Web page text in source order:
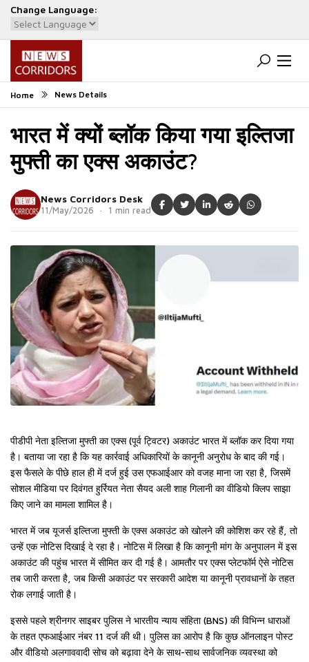
Change Language:
Powered by Translate
Home News Details
भारत में क्यों ब्लॉक किया गया इल्तिजा
मुफ्ती का एक्स अकाउंट?
News Corridors Desk
11/May/2026 · 1 min read
पीडीपी नेता इल्तिजा मुफ्ती का एक्स (पूर्व ट्विटर) अकाउंट भारत में ब्लॉक कर दिया गया
है। बताया जा रहा है कि यह कार्रवाई अधिकारियों के कानूनी अनुरोध के बाद की गई।
इस फैसले के पीछे हाल ही में दर्ज हुई उस एफआईआर को वजह माना जा रहा है, जिसमें
सोशल मीडिया पर दिवंगत हुर्रियत नेता सैयद अली शाह गिलानी का वीडियो क्लिप साझा
किए जाने का मामला शामिल है।
भारत में जब यूजर्स इल्तिजा मुफ्ती के एक्स अकाउंट को खोलने की कोशिश कर रहे हैं, तो
उन्हें एक नोटिस दिखाई दे रहा है। नोटिस में लिखा है कि कानूनी मांग के अनुपालन में इस
अकाउंट की पहुंच भारत में सीमित कर दी गई है। आमतौर पर एक्स प्लेटफॉर्म ऐसे नोटिस
तब जारी करता है, जब किसी अकाउंट पर सरकारी आदेश या कानूनी प्रावधानों के तहत
रोक लगाई जाती है।
इससे पहले श्रीनगर साइबर पुलिस ने भारतीय न्याय संहिता (BNS) की विभिन्न धाराओं
के तहत एफआईआर नंबर 11 दर्ज की थी। पुलिस का आरोप है कि कुछ ऑनलाइन पोस्ट
और वीडियो अलगाववादी सोच को बढ़ावा देने के साथ-साथ सार्वजनिक व्यवस्था को